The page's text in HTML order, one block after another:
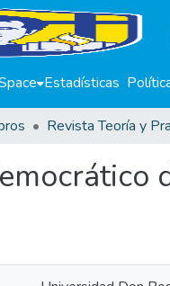
Estadísticas
Revista Teoría y